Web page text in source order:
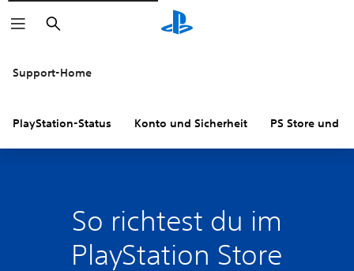
Suchen
Support-Home
PlayStation-Status Konto und Sicherheit PS Store und
So richtest du im
PlayStation Store